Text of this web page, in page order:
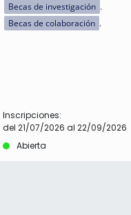
Becas de investigación
Becas de colaboración
Inscripciones:
del 21/07/2026 al 22/09/2026
Abierta